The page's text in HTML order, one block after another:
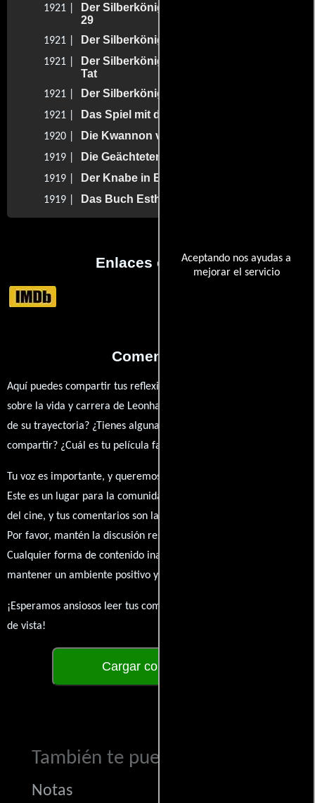
Aceptando nos ayudas a
mejorar el servicio
1921 |
Der Silberkönig, 4. Teil - Rochesterstreet
29
1921 | Der Silberkönig, 3. Teil - Claim 36
1921 |
Der Silberkönig, 2. Teil - Der Mann der
Tat
1921 | Der Silberkönig, 1. Teil - Der 13. März
1921 | Das Spiel mit dem Feuer
1920 | Die Kwannon von Okadera
1919 | Die Geächteten
1919 | Der Knabe in Blau
1919 | Das Buch Esther
Enlaces externos
Comentarios
Aquí puedes compartir tus reflexiones, anécdotas y opiniones
sobre la vida y carrera de Leonhard Haskel. ¿Qué te ha inspirado
de su trayectoria? ¿Tienes alguna anécdota personal que desees
compartir? ¿Cuál es tu película favorita en la que ha participado?
Tu voz es importante, y queremos escuchar tus pensamientos.
Este es un lugar para la comunidad de admiradores y amantes
del cine, y tus comentarios son la esencia de esta conversación.
Por favor, mantén la discusión respetuosa y constructiva.
Cualquier forma de contenido inapropiado será eliminado para
mantener un ambiente positivo y enriquecedor para todos.
¡Esperamos ansiosos leer tus comentarios y conocer tus puntos
de vista!
Cargar comentarios
También te puede interesar...
Notas